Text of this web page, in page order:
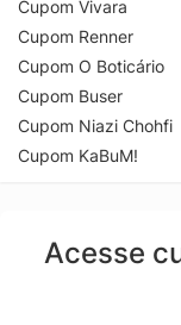
Cupom Vivara
Cupom Renner
Cupom O Boticário
Cupom Buser
Cupom Niazi Chohfi
Cupom KaBuM!
Acesse